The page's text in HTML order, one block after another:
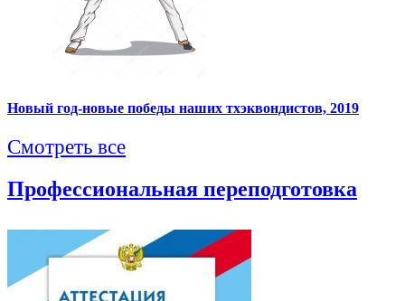
Новый год-новые победы наших тхэквондистов, 2019
Смотреть все
Профессиональная переподготовка